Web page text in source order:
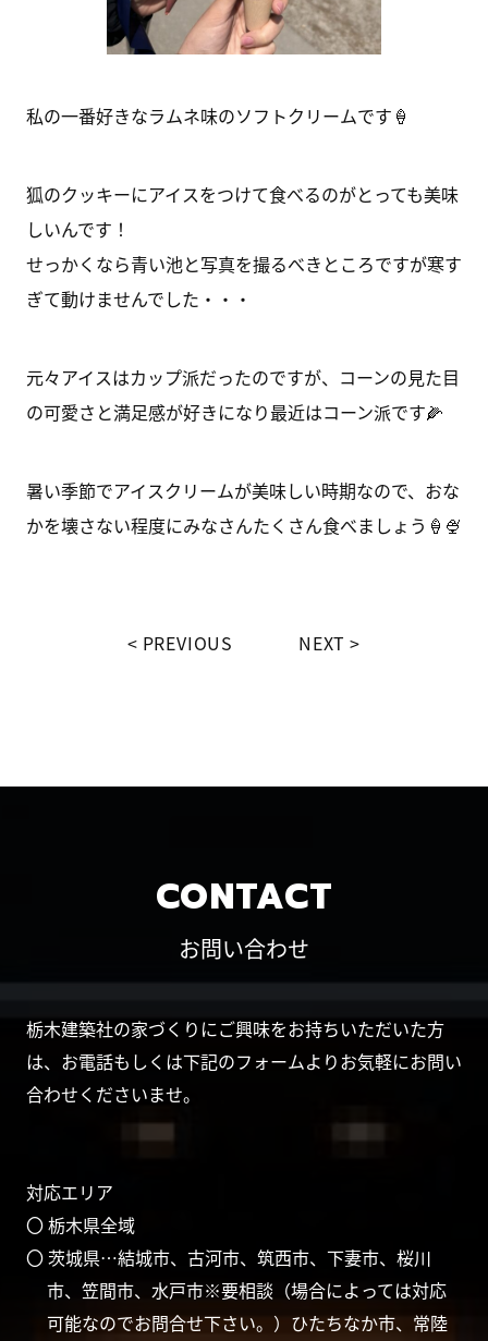
私の一番好きなラムネ味のソフトクリームです🍦
狐のクッキーにアイスをつけて食べるのがとっても美味
しいんです！
せっかくなら青い池と写真を撮るべきところですが寒す
ぎて動けませんでした・・・
元々アイスはカップ派だったのですが、コーンの見た目
の可愛さと満足感が好きになり最近はコーン派です🌽
暑い季節でアイスクリームが美味しい時期なので、おな
かを壊さない程度にみなさんたくさん食べましょう🍦🍨
PREVIOUS NEXT
CONTACT
お問い合わせ
栃木建築社の家づくりにご興味をお持ちいただいた方
は、お電話もしくは下記のフォームよりお気軽にお問い
合わせくださいませ。
対応エリア
〇 栃木県全域
〇 茨城県…結城市、古河市、筑西市、下妻市、桜川
市、笠間市、水戸市※要相談（場合によっては対応
可能なのでお問合せ下さい。）ひたちなか市、常陸